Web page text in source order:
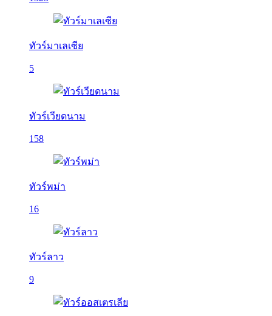
ทัวร์มาเลเซีย
5
ทัวร์เวียดนาม
158
ทัวร์พม่า
16
ทัวร์ลาว
9